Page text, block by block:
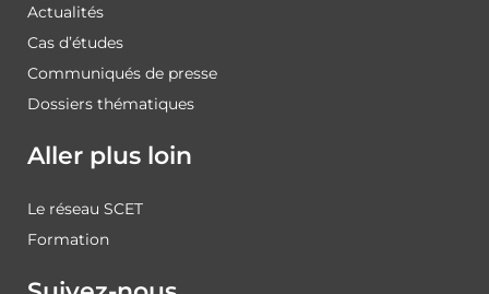
Actualités
Cas d’études
Communiqués de presse
Dossiers thématiques
Aller plus loin
Le réseau SCET
Formation